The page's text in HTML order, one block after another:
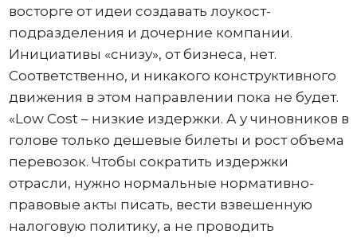
восторге от идеи создавать лоукост-
подразделения и дочерние компании.
Инициативы «снизу», от бизнеса, нет.
Соответственно, и никакого конструктивного
движения в этом направлении пока не будет.
«Low Cost – низкие издержки. А у чиновников в
голове только дешевые билеты и рост объема
перевозок. Чтобы сократить издержки
отрасли, нужно нормальные нормативно-
правовые акты писать, вести взвешенную
налоговую политику, а не проводить